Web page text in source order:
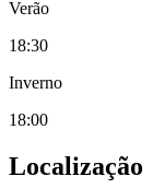
Verão
18:30
Inverno
18:00
Localização